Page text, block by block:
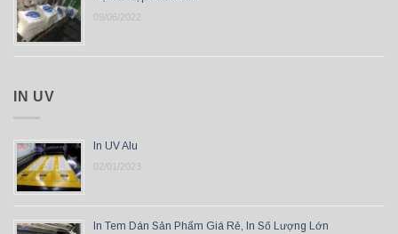
09/06/2022
IN UV
In UV Alu
02/01/2023
In Tem Dán Sản Phẩm Giá Rẻ, In Số Lượng Lớn